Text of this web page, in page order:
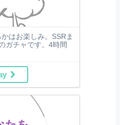
はお楽しみ。SSRま
ガチャです。4時間